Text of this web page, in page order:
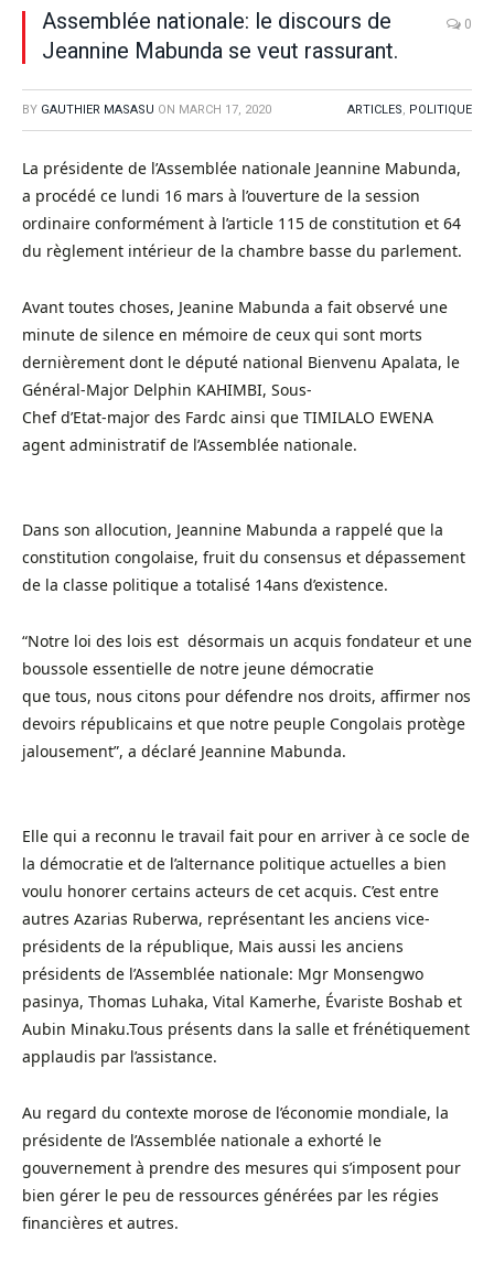
Assemblée nationale: le discours de
Jeannine Mabunda se veut rassurant.
0
BY GAUTHIER MASASU ON MARCH 17, 2020 ARTICLES, POLITIQUE
La présidente de l’Assemblée nationale Jeannine Mabunda,
a procédé ce lundi 16 mars à l’ouverture de la session
ordinaire conformément à l’article 115 de constitution et 64
du règlement intérieur de la chambre basse du parlement.
Avant toutes choses, Jeanine Mabunda a fait observé une
minute de silence en mémoire de ceux qui sont morts
dernièrement dont le député national Bienvenu Apalata, le
Général-Major Delphin KAHIMBI, Sous-
Chef d’Etat-major des Fardc ainsi que TIMILALO EWENA
agent administratif de l’Assemblée nationale.
Dans son allocution, Jeannine Mabunda a rappelé que la
constitution congolaise, fruit du consensus et dépassement
de la classe politique a totalisé 14ans d’existence.
“Notre loi des lois est désormais un acquis fondateur et une
boussole essentielle de notre jeune démocratie
que tous, nous citons pour défendre nos droits, affirmer nos
devoirs républicains et que notre peuple Congolais protège
jalousement”, a déclaré Jeannine Mabunda.
Elle qui a reconnu le travail fait pour en arriver à ce socle de
la démocratie et de l’alternance politique actuelles a bien
voulu honorer certains acteurs de cet acquis. C’est entre
autres Azarias Ruberwa, représentant les anciens vice-
présidents de la république, Mais aussi les anciens
présidents de l’Assemblée nationale: Mgr Monsengwo
pasinya, Thomas Luhaka, Vital Kamerhe, Évariste Boshab et
Aubin Minaku.Tous présents dans la salle et frénétiquement
applaudis par l’assistance.
Au regard du contexte morose de l’économie mondiale, la
présidente de l’Assemblée nationale a exhorté le
gouvernement à prendre des mesures qui s’imposent pour
bien gérer le peu de ressources générées par les régies
financières et autres.